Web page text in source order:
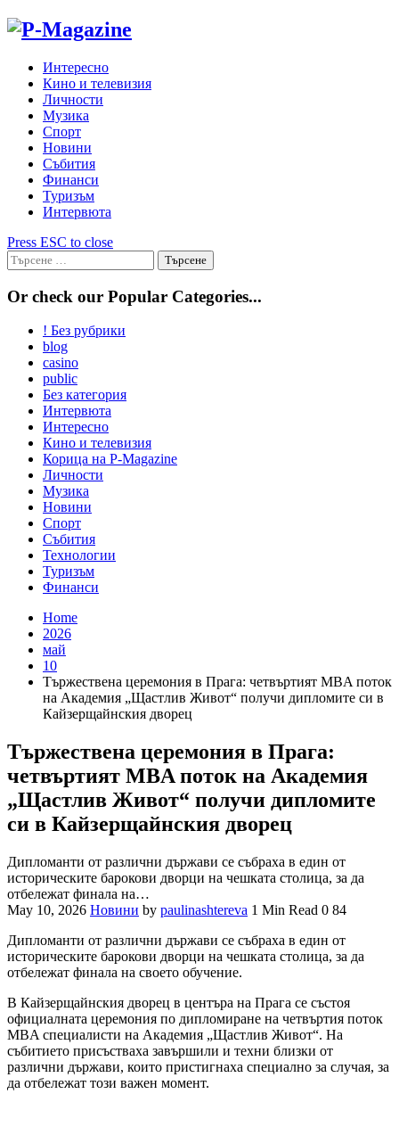
Skip
Интересно
Кино и телевизия
Личности
Музика
Спорт
Новини
Събития
Финанси
Туризъм
Интервюта
Press ESC to close
Търсене
за:
Or check our Popular Categories...
! Без рубрики
blog
casino
public
Без категория
Интервюта
Интересно
Кино и телевизия
Корица на P-Magazine
Личности
Музика
Новини
Спорт
Събития
Технологии
Туризъм
Финанси
Home
2026
май
10
Тържествена церемония в Прага: четвъртият MBA поток
на Академия „Щастлив Живот“ получи дипломите си в
Кайзерщайнския дворец
Тържествена церемония в Прага:
четвъртият MBA поток на Академия
„Щастлив Живот“ получи дипломите
си в Кайзерщайнския дворец
Дипломанти от различни държави се събраха в един от
историческите барокови дворци на чешката столица, за да
отбележат финала на…
May 10, 2026 Новини by paulinashtereva 1 Min Read 0 84
Дипломанти от различни държави се събраха в един от
историческите барокови дворци на чешката столица, за да
отбележат финала на своето обучение.
В Кайзерщайнския дворец в центъра на Прага се състоя
официалната церемония по дипломиране на четвъртия поток
MBA специалисти на Академия „Щастлив Живот“. На
събитието присъстваха завършили и техни близки от
различни държави, които пристигнаха специално за случая, за
да отбележат този важен момент.